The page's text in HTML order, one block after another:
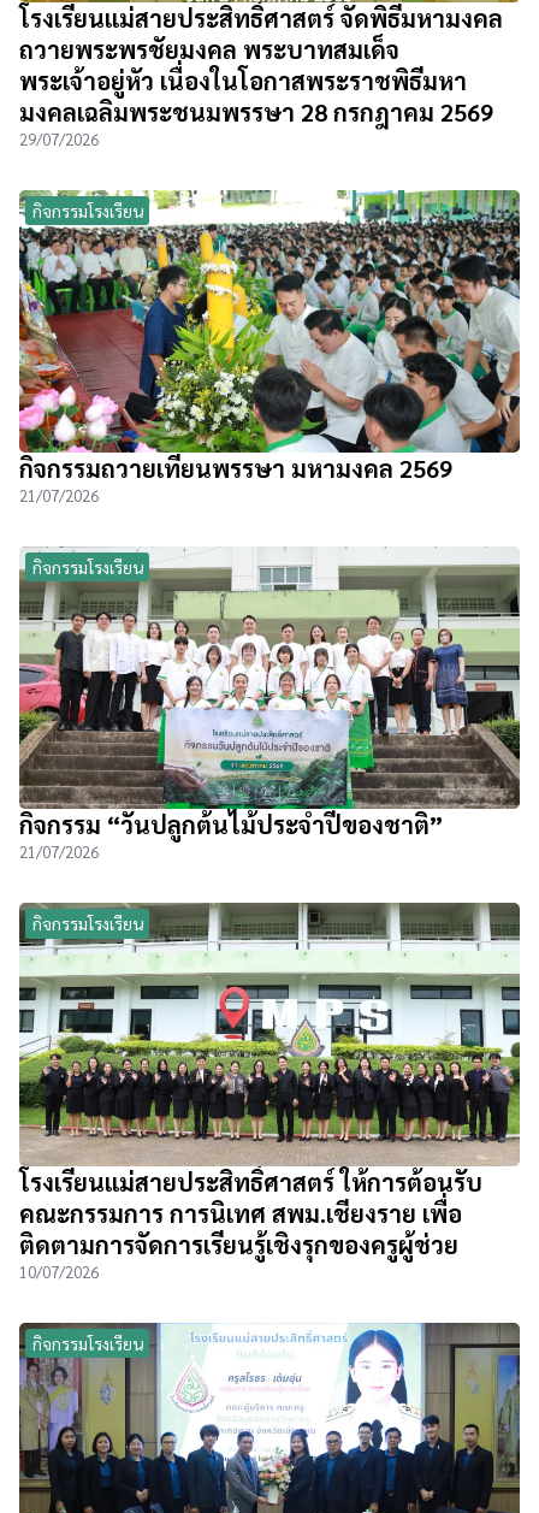
โรงเรียนแม่สายประสิทธิ์ศาสตร์ จัดพิธีมหามงคล
ถวายพระพรชัยมงคล พระบาทสมเด็จ
พระเจ้าอยู่หัว เนื่องในโอกาสพระราชพิธีมหา
มงคลเฉลิมพระชนมพรรษา 28 กรกฎาคม 2569
29/07/2026
กิจกรรมโรงเรียน
กิจกรรมถวายเทียนพรรษา มหามงคล 2569
21/07/2026
กิจกรรมโรงเรียน
กิจกรรม “วันปลูกต้นไม้ประจำปีของชาติ”
21/07/2026
กิจกรรมโรงเรียน
โรงเรียนแม่สายประสิทธิ์ศาสตร์ ให้การต้อนรับ
คณะกรรมการ การนิเทศ สพม.เชียงราย เพื่อ
ติดตามการจัดการเรียนรู้เชิงรุกของครูผู้ช่วย
10/07/2026
กิจกรรมโรงเรียน